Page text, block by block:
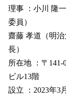
理事 ：小川 隆
委員）
齋藤 孝道（明
長）
所在地 ：〒
ビル13階
設立 ：2023年3